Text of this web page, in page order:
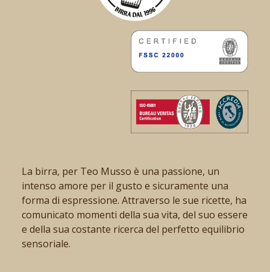
La birra, per Teo Musso è una passione, un
intenso amore per il gusto e sicuramente una
forma di espressione. Attraverso le sue ricette, ha
comunicato momenti della sua vita, del suo essere
e della sua costante ricerca del perfetto equilibrio
sensoriale.